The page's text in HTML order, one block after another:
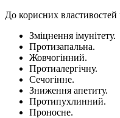
До корисних властивостей
Зміцнення імунітету.
Протизапальна.
Жовчогінний.
Протиалергічну.
Сечогінне.
Зниження апетиту.
Протипухлинний.
Проносне.